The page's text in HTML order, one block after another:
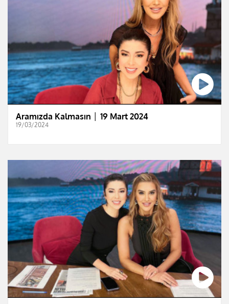
Aramızda Kalmasın │ 19 Mart 2024
19/03/2024